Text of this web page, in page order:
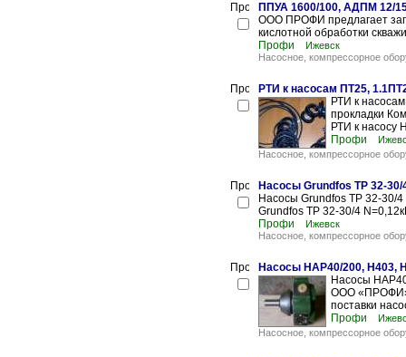
ППУА 1600/100, АДПМ 12/
ООО ПРОФИ предлагает
кислотной обработки
Профи
Ижевск
Насосное, компрессорное
РТИ к насосам ПТ25,
РТИ к
прокладки
РТИ к
Профи
Насосное, компрессорное
Насосы Grundfos TP 32-30/
Насосы Grundfos TP 32-
Grundfos TP 32-30/4
Профи
Ижевск
Насосное, компрессорное
Насосы НАР40/200,
Насосы
ООО «ПРОФИ»
поставки
Профи
Насосное, компрессорное